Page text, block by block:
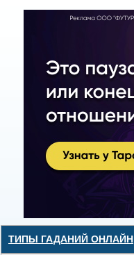
ТИПЫ ГАДАНИЙ ОНЛАЙН